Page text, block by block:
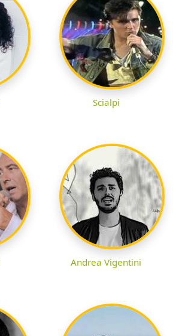
Scialpi
Andrea Vigentini